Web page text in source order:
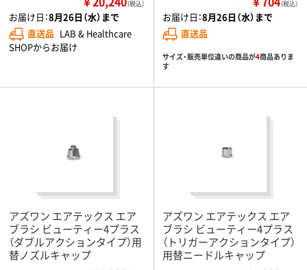
（税込）
お届け日：8月26日（水）まで
直送品 LAB & Healthcare
SHOPからお届け
（税込）
お届け日：8月26日（水）まで
直送品
サイズ・販売単位違いの商品が4商品ありま
す
アズワン エアテックス エア
ブラシ ビューティー4プラス
（ダブルアクションタイプ）用
替ノズルキャップ
アズワン エアテックス エア
ブラシ ビューティー4プラス
（トリガーアクションタイプ）
用替ニードルキャップ